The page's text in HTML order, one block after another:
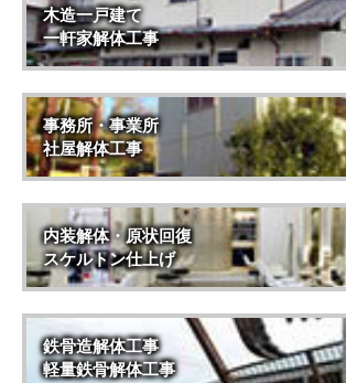
木造一戸建て
一軒家解体工事
事務所・事業所
社屋解体工事
内装解体・原状回復
スケルトン仕上げ
鉄骨造解体工事
軽量鉄骨解体工事